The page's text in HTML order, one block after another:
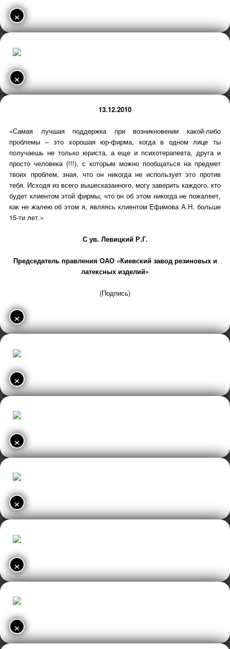
×
×
13.12.2010
«Самая лучшая поддержка при возникновении какой-либо
проблемы – это хорошая юр-фирма, когда в одном лице ты
получаешь не только юриста, а еще и психотерапевта, друга и
просто человека (!!!), с которым можно пообщаться на предмет
твоих проблем, зная, что он никогда не использует это против
тебя. Исходя из всего вышесказанного, могу заверить каждого, кто
будет клиентом этой фирмы, что он об этом никогда не пожалеет,
как не жалею об этом я, являясь клиентом Ефимова А.Н. больше
15-ти лет.»
С ув. Левицкий Р.Г.
Председатель правления ОАО «Киевский завод резиновых и
латексных изделий»
(Подпись)
×
×
×
×
×
×